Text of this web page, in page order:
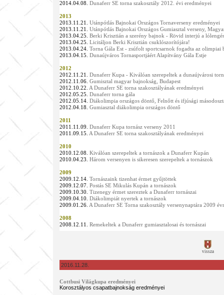
2014.04.08. Dunaferr SE torna szakosztály 2012. évi eredményei
2013
2013.11.21. Utánpótlás Bajnokai Országos Tornaverseny eredményei
2013.11.21. Utánpótlás Bajnokai Országos Gumiasztal verseny,
2013.04.25. Berki Krisztián a szerény bajnok - Rövid interjú a
2013.04.25. Licitáljon Berki Krisztián csuklószorítójára!
2013.04.24. Torna Gála Est - zsúfolt sportcsarnok fogadta az olimpiai
2013.04.15. Dunaújváros Tornasportjáért Alapítvány Gála Estje
2012
2012.11.21. Dunaferr Kupa - Kiválóan szerepeltek a dunaújvárosi
2012.11.06. Gumisztal magyar bajnokság, Budapest
2012.10.22.
A Dunaferr SE torna szakosztályának eredményei
2012.05.25. Dunaferr torna gála
2012.05.14. Diákolimpia országos döntő,
Felnőtt és ifjúsági
2012.04.18. Gumiasztal diákolimpia országos döntő
2011
2011.11.09. Dunaferr Kupa tornász verseny 2011
2011.09.15.
A Dunaferr SE torna szakosztályának eredményei
2010
2010.12.08. Kiválóan szerepeltek a tornászok a Dunaferr Kupán
2010.04.23. Három versenyen is sikeresen szerepeltek a tornászok
2009
2009.12.14. Tornászaink tizenhat érmet gyűjtöttek
2009.12.07. Postás SE Mikulás Kupán a tornászok
2009.10.30. Tizenegy érmet szereztek a Dunaferr tornászai
2009.04.10. Diákolimpiát nyertek a tornászok
2009.01.26. A Dunaferr SE Torna szakosztály versenynaptára 2009
2008
2008.12.11. Remekeltek a Dunaferr gumiasztalosai és tornászai
vissza
2016.11.28.
Cottbusi Világkupa eredményei
Korosztályos csapatbajnokság eredményei